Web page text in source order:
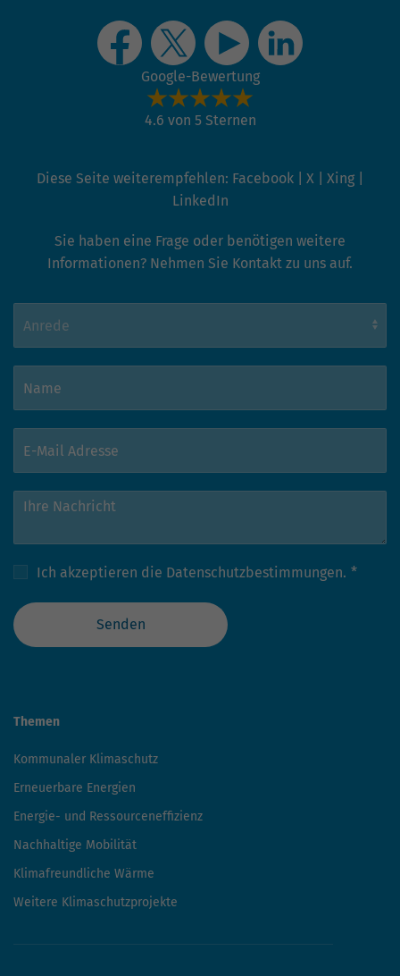
Google-Bewertung
4.6 von 5 Sternen
Diese Seite weiterempfehlen: Facebook X Xing
LinkedIn
Sie haben eine Frage oder benötigen weitere
Informationen? Nehmen Sie Kontakt zu uns auf.
Ich akzeptieren die Datenschutzbestimmungen. *
Senden
Themen
Kommunaler Klimaschutz
Erneuerbare Energien
Energie- und Ressourceneffizienz
Nachhaltige Mobilität
Klimafreundliche Wärme
Weitere Klimaschutzprojekte